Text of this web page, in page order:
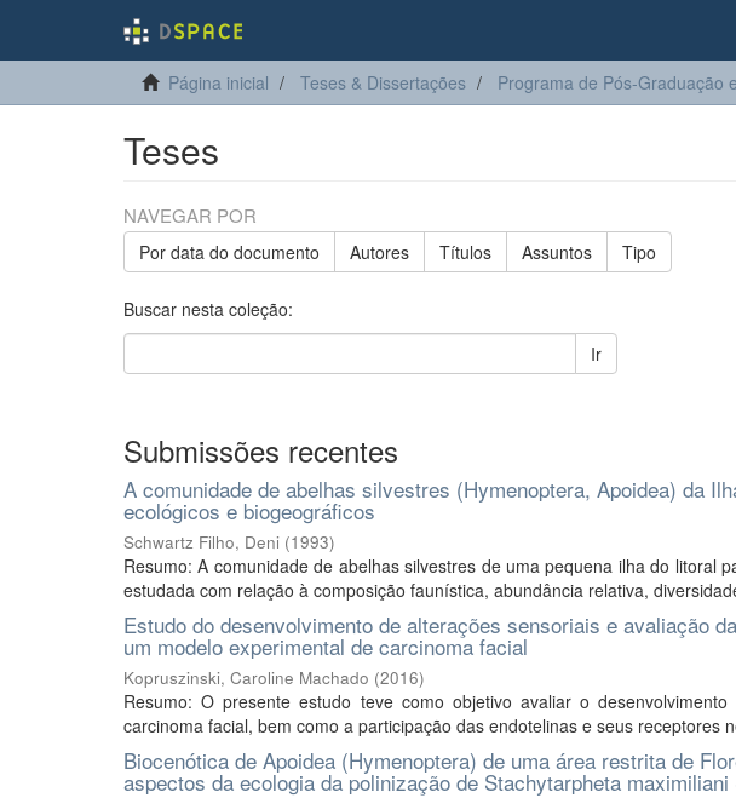
Página inicial Teses & Dissertações Programa de Pós-Graduação
Teses
NAVEGAR POR
Por data do documento Autores Títulos Assuntos Tipo
Buscar nesta coleção:
Ir
Submissões recentes
A comunidade de abelhas silvestres (Hymenoptera, Apoidea) da
ecológicos e biogeográficos
Schwartz Filho, Deni (1993)
Resumo: A comunidade de abelhas silvestres de uma pequena ilha do litoral
estudada com relação à composição faunística, abundância relativa,
Estudo do desenvolvimento de alterações sensoriais e avaliação
um modelo experimental de carcinoma facial
Kopruszinski, Caroline Machado (2016)
Resumo: O presente estudo teve como objetivo avaliar o
carcinoma facial, bem como a participação das endotelinas e seus receptores
Biocenótica de Apoidea (Hymenoptera) de uma área restrita de
aspectos da ecologia da polinização de Stachytarpheta